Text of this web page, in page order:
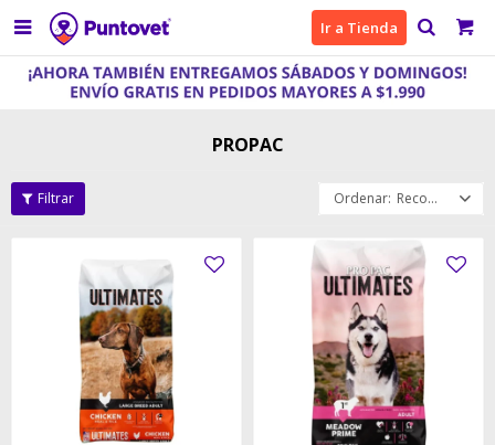
 Ir a Tienda
PROPAC
Recomendados